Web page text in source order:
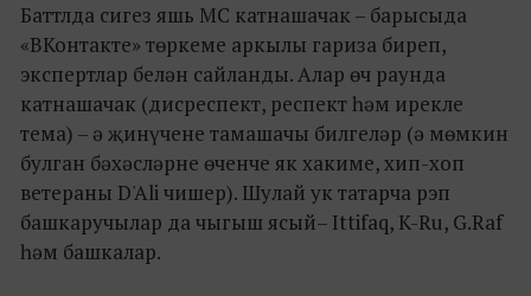
Баттлда сигез яшь MC катнашачак – барысыда
«ВКонтакте» төркеме аркылы гариза биреп,
экспертлар белән сайланды. Алар өч раунда
катнашачак (дисреспект, респект һәм ирекле
тема) – ә җинүчене тамашачы билгеләр (ә мөмкин
булган бәхәсләрне өченче як хакиме, хип-хоп
ветераны D'Ali чишер). Шулай ук татарча рэп
башкаручылар да чыгыш ясый– Ittifaq, K-Ru, G.Raf
һәм башкалар.